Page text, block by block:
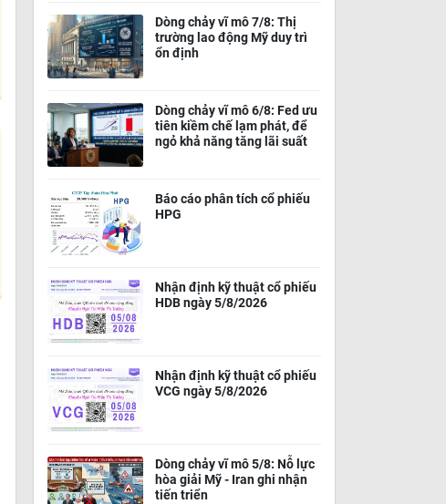
Dòng chảy vĩ mô 7/8: Thị
trường lao động Mỹ duy trì
ổn định
Dòng chảy vĩ mô 6/8: Fed ưu
tiên kiềm chế lạm phát, để
ngỏ khả năng tăng lãi suất
Báo cáo phân tích cổ phiếu
HPG
Nhận định kỹ thuật cổ phiếu
HDB ngày 5/8/2026
Nhận định kỹ thuật cổ phiếu
VCG ngày 5/8/2026
Dòng chảy vĩ mô 5/8: Nỗ lực
hòa giải Mỹ - Iran ghi nhận
tiến triển